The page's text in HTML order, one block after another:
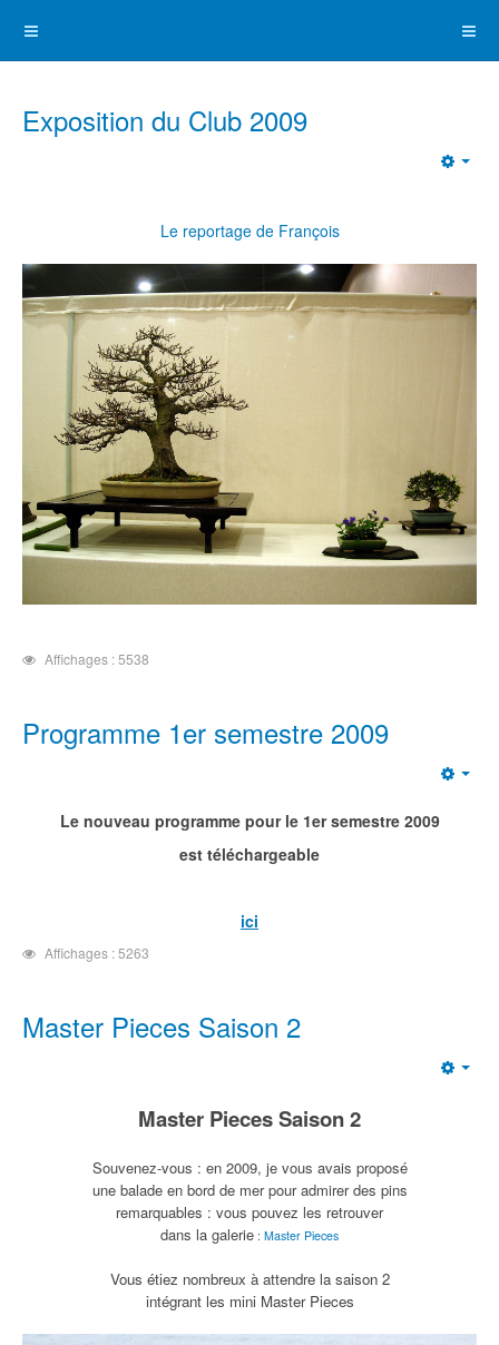
Exposition du Club 2009
Le reportage de François
Affichages : 5538
Programme 1er semestre 2009
Le nouveau programme pour le 1er semestre 2009
est téléchargeable
ici
Affichages : 5263
Master Pieces Saison 2
Master Pieces Saison 2
Souvenez-vous : en 2009, je vous avais proposé
une balade en bord de mer pour admirer des pins
remarquables : vous pouvez les retrouver
dans la galerie : Master Pieces
Vous étiez nombreux à attendre la saison 2
intégrant les mini Master Pieces